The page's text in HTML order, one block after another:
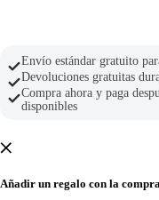
Envío estándar gratuito
Devoluciones gratuitas
Compra ahora y paga
disponibles
Añadir un regalo con la